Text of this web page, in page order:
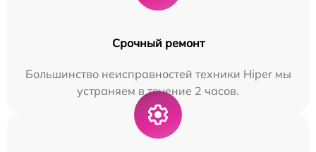
Срочный ремонт
Большинство неисправностей техники Hiper мы
устраняем в течение 2 часов.